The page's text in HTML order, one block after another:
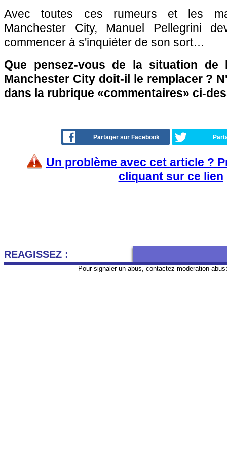
Avec toutes ces rumeurs et les
Manchester City, Manuel Pellegrini
commencer à s'inquiéter de son sort…
Que pensez-vous de la situation de
Manchester City doit-il le remplacer ?
dans la rubrique «commentaires» ci-
Partager sur Facebook
Un problème avec cet article ?
cliquant sur ce lien
REAGISSEZ :
Pour signaler un abus, contactez moderation-